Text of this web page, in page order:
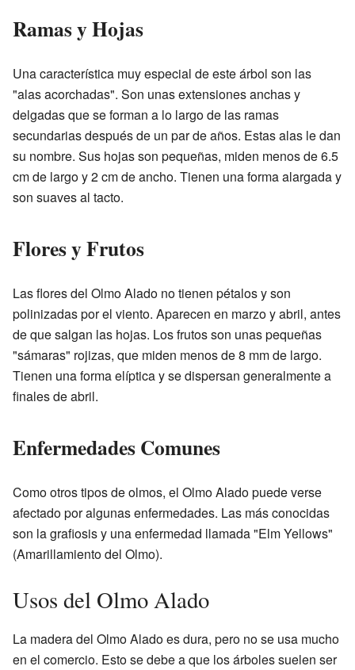
Ramas y Hojas
Una característica muy especial de este árbol son las
"alas acorchadas". Son unas extensiones anchas y
delgadas que se forman a lo largo de las ramas
secundarias después de un par de años. Estas alas le dan
su nombre. Sus hojas son pequeñas, miden menos de 6.5
cm de largo y 2 cm de ancho. Tienen una forma alargada y
son suaves al tacto.
Flores y Frutos
Las flores del Olmo Alado no tienen pétalos y son
polinizadas por el viento. Aparecen en marzo y abril, antes
de que salgan las hojas. Los frutos son unas pequeñas
"sámaras" rojizas, que miden menos de 8 mm de largo.
Tienen una forma elíptica y se dispersan generalmente a
finales de abril.
Enfermedades Comunes
Como otros tipos de olmos, el Olmo Alado puede verse
afectado por algunas enfermedades. Las más conocidas
son la grafiosis y una enfermedad llamada "Elm Yellows"
(Amarillamiento del Olmo).
Usos del Olmo Alado
La madera del Olmo Alado es dura, pero no se usa mucho
en el comercio. Esto se debe a que los árboles suelen ser